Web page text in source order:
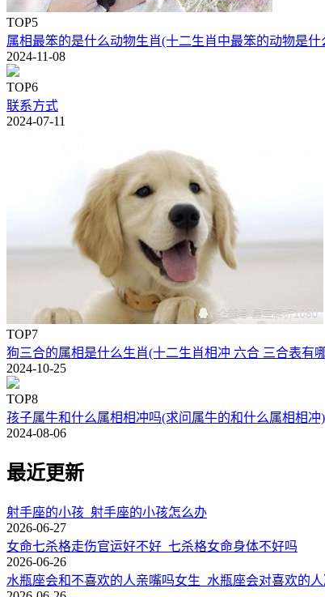
TOP5
属相最笨的是什么动物生肖(十二生肖中最笨的动物是什
2024-11-08
TOP6
联系方式
2024-07-11
TOP7
狗三合的属相是什么生肖(十二生肖相冲 六合 三合表有
2024-10-25
TOP8
孩子属牛和什么属相相冲吗(求问属牛的和什么属相相冲)
2024-08-06
最近更新
射手座的小孩_射手座的小孩怎么办
2026-06-27
女命七杀格走伤官运好不好_七杀格女命身体不好吗
2026-06-26
水瓶座会和不喜欢的人亲嘴吗女生_水瓶座会对喜欢的